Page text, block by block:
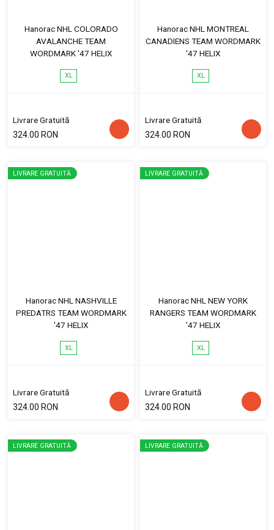
Hanorac NHL COLORADO
AVALANCHE TEAM
WORDMARK '47 HELIX
XL
Livrare Gratuită
324.00 RON
Hanorac NHL MONTREAL
CANADIENS TEAM WORDMARK
'47 HELIX
XL
Livrare Gratuită
324.00 RON
LIVRARE GRATUITĂ
Hanorac NHL NASHVILLE
PREDATRS TEAM WORDMARK
'47 HELIX
XL
Livrare Gratuită
324.00 RON
LIVRARE GRATUITĂ
Hanorac NHL NEW YORK
RANGERS TEAM WORDMARK
'47 HELIX
XL
Livrare Gratuită
324.00 RON
LIVRARE GRATUITĂ LIVRARE GRATUITĂ